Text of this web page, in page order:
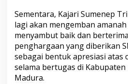
Sementara, Kajari Sumenep
lagi akan mengemban
menyambut baik dan
penghargaan yang diberikan
sebagai bentuk apresiasi atas
selama bertugas di
Madura.